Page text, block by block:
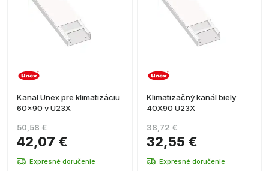
Kanal Unex pre klimatizáciu
60x90 v U23X
42,07 €
50,58 €
Expresné doručenie
Klimatizačný kanál biely
40X90 U23X
32,55 €
38,72 €
Expresné doručenie